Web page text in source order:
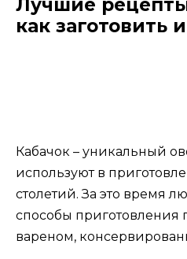
Лучшие
как заготовить
Кабачок – уникальный
используют в
столетий. За это время
способы приготовления
вареном,